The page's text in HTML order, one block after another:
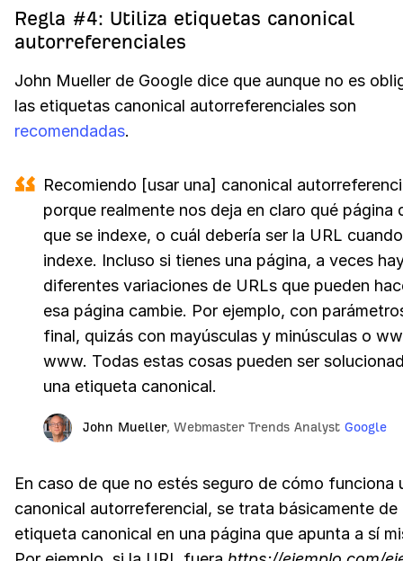
Regla #4: Utiliza etiquetas canonical
autorreferenciales
John Mueller de Google dice que aunque no es
las etiquetas canonical autorreferenciales son
recomendadas.
Recomiendo [usar una] canonical
porque realmente nos deja en claro qué página
que se indexe, o cuál debería ser la URL
indexe. Incluso si tienes una página, a veces
diferentes variaciones de URLs que pueden
esa página cambie. Por ejemplo, con
final, quizás con mayúsculas y minúsculas o
www. Todas estas cosas pueden ser
una etiqueta canonical.
John Mueller, Webmaster Trends Analyst Google
En caso de que no estés seguro de cómo funciona
canonical autorreferencial, se trata básicamente de
etiqueta canonical en una página que apunta a sí